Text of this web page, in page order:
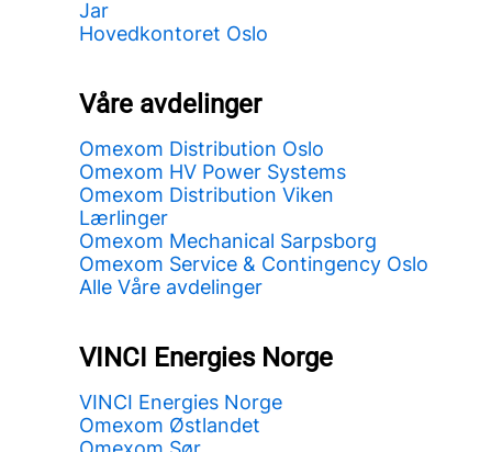
Jar
Hovedkontoret Oslo
Våre avdelinger
Omexom Distribution Oslo
Omexom HV Power Systems
Omexom Distribution Viken
Lærlinger
Omexom Mechanical Sarpsborg
Omexom Service & Contingency Oslo
Alle Våre avdelinger
VINCI Energies Norge
VINCI Energies Norge
Omexom Østlandet